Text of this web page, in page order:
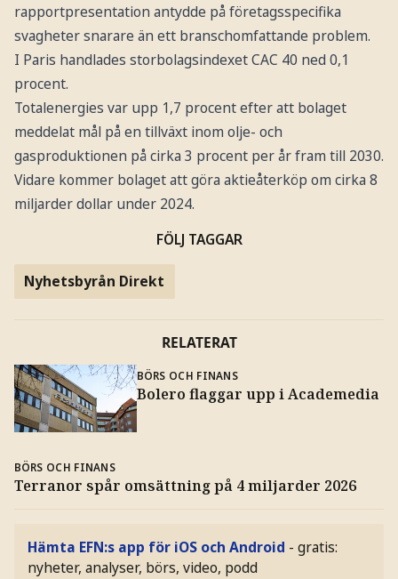
rapportpresentation antydde på företagsspecifika
svagheter snarare än ett branschomfattande problem.
I Paris handlades storbolagsindexet CAC 40 ned 0,1
procent.
Totalenergies var upp 1,7 procent efter att bolaget
meddelat mål på en tillväxt inom olje- och
gasproduktionen på cirka 3 procent per år fram till 2030.
Vidare kommer bolaget att göra aktieåterköp om cirka 8
miljarder dollar under 2024.
FÖLJ TAGGAR
Nyhetsbyrån Direkt
RELATERAT
BÖRS OCH FINANS
Bolero flaggar upp i Academedia
BÖRS OCH FINANS
Terranor spår omsättning på 4 miljarder 2026
Hämta EFN:s app för iOS och Android - gratis:
nyheter, analyser, börs, video, podd